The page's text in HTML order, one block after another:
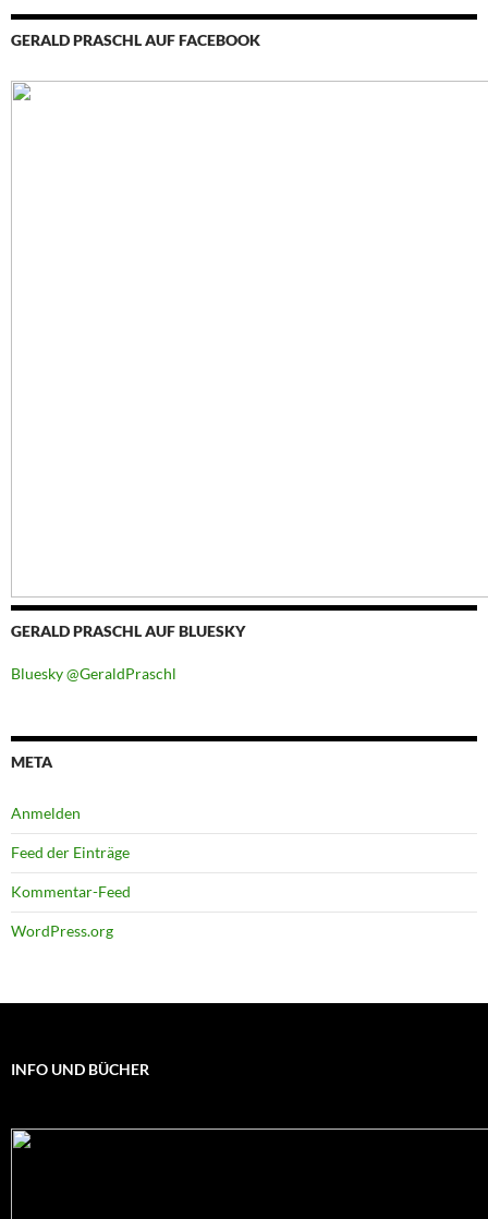
GERALD PRASCHL AUF FACEBOOK
GERALD PRASCHL AUF BLUESKY
Bluesky @GeraldPraschl
META
Anmelden
Feed der Einträge
Kommentar-Feed
WordPress.org
INFO UND BÜCHER